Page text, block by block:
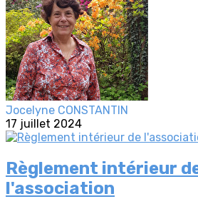
Jocelyne CONSTANTIN
17 juillet 2024
Règlement intérieur
l'association